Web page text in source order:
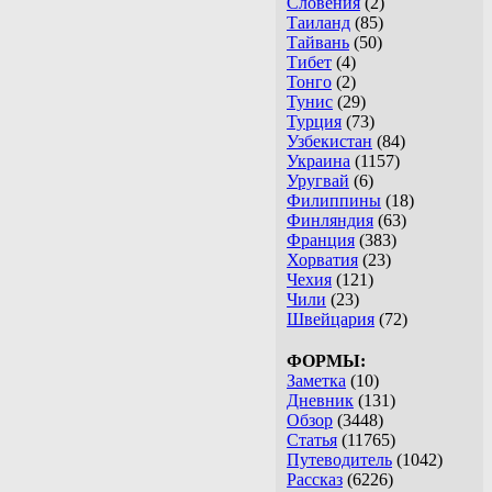
Таиланд (85)
Тайвань (50)
Тибет (4)
Тонго (2)
Тунис (29)
Турция (73)
Узбекистан (84)
Украина (1157)
Уругвай (6)
Филиппины (18)
Финляндия (63)
Франция (383)
Хорватия (23)
Чехия (121)
Чили (23)
Швейцария (72)
ФОРМЫ:
Заметка (10)
Дневник (131)
Обзор (3448)
Статья (11765)
Путеводитель (1042)
Рассказ (6226)